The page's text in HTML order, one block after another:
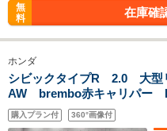
無
料
在庫確
ホンダ
シビックタイプR 2.0 大型
AW brembo赤キャリパー
ジタルTV Bluetooth接続
アスイッチ スマートキー
購入プラン付 360°画像付